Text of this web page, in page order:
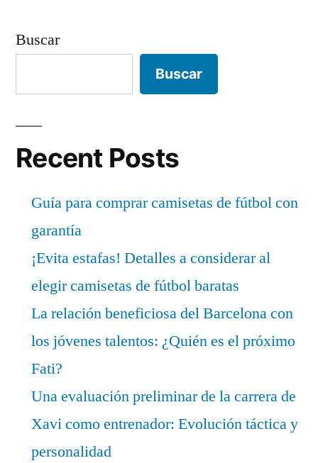
Buscar
Buscar
Recent Posts
Guía para comprar camisetas de fútbol con
garantía
¡Evita estafas! Detalles a considerar al
elegir camisetas de fútbol baratas
La relación beneficiosa del Barcelona con
los jóvenes talentos: ¿Quién es el próximo
Fati?
Una evaluación preliminar de la carrera de
Xavi como entrenador: Evolución táctica y
personalidad